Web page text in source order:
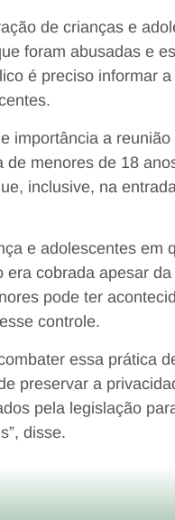
de crianças e
foram abusadas e
é preciso informar a
importância a reunião
de menores de 18
inclusive, na
e adolescentes em
era cobrada apesar
pode ter
controle.
essa prática
preservar a
pela legislação
disse.